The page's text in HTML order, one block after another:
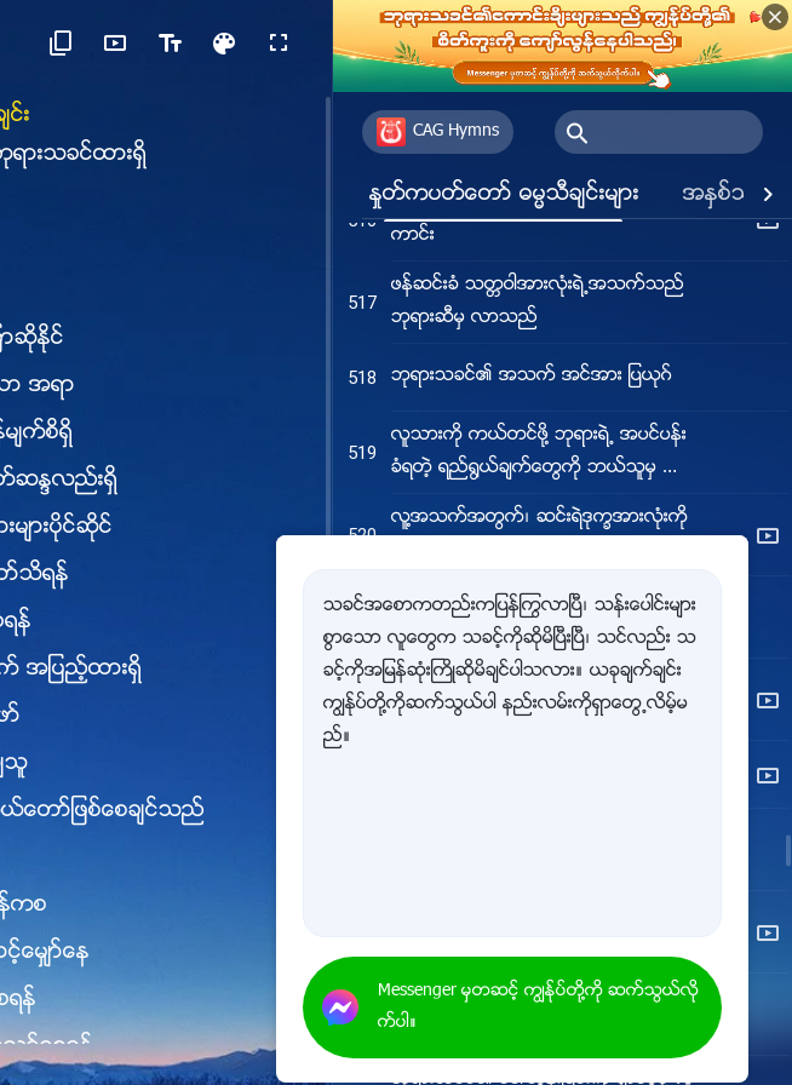
း
ားသခင္ထားရွိ
ဆိုႏိုင္
အရာ
န္မ်က္စိရွိ
ဆႏၵလည္းရွိ
မ်ားပိုင္ဆိုင္
ာ္သိရန္
န္
အျပည့္ထားရွိ
သူ
တာ္ျဖစ္ေစခ်င္သည္
ကစ
ေမွ်ာ္ေန
ရန္
င္ေစရန္
CAG Hymns
ႏႈတ္ကပတ္ေတာ္ ဓမၼသီခ်င္းမ်ား အႏွစ္သက္
သေဘာသဘာဝခ်င္းတူသည္
514 ဘုရား၏စကားသည္ ထာဝရအမွန္တရား
515 ဘုရားကို ဝမ္းအနည္းေစဆုံးေသာအရာက်ဴး
516
အရာခပ္သိမ္းကို ဘုရားဘယ္လိုအုပ္စိုးေၾ
ကာင္း
517
ဖန္ဆင္းခံ သတၱဝါအားလုံးရဲ႕အသက္သည္
ဘုရားဆီမွ လာသည္
518 ဘုရားသခင္၏ အသက္ အင္အား ျပယုဂ္
519
လူသားကို ကယ္တင္ဖို႔ ဘုရားရဲ႕ အပင္ပန္း
ခံရတဲ့ ရည္႐ြယ္ခ်က္ေတြကို ဘယ္သူမွ နား
520
လူ႔အသက္အတြက္၊ ဆင္းရဲဒုကၡအားလုံးကို
521
လူသားတို႔အနာဂတ္အတြက္ ဘုရားသခင္
ပူေဆြး
524
ဘုရားသခင္ သင့္စိတ္ႏွလုံးသားႏွင့္ဝိညာဥ္
ကို ရွာေဖြေန
528
ဘုရား၏ေပၚထြန္းျခင္းကို ကန္႔သတ္ရန္ စိ
တ္ကူးႏိုင္စြမ္းအေပၚ အမွီမျပဳႏွင့္
ဘုရားသခင္၏ ေပၚထြန္းျခင္းကို ရွာေဖြဖို႔ လူ
သခင္အေစာကတည္းကျပန္ႂကြလာၿပီ၊ သန္းေပါင္းမ်ား
စြာေသာ လူေတြက သခင့္ကိုဆိုမိၿပီးၿပီ၊ သင္လည္း သ
ခင့္ကိုအျမန္ဆုံးႀကိဳဆိုမိခ်င္ပါသလား။ ယခုခ်က္ခ်င္း
ကြၽန္ုပ္တို႔ကိုဆက္သြယ္ပါ နည္းလမ္းကိုရွာေတြ႕လိမ့္မ
ည္။
Messenger မွတဆင့္ ကြၽန္ုပ္တို႔ကို ဆက္သြယ္လို
က္ပါ။